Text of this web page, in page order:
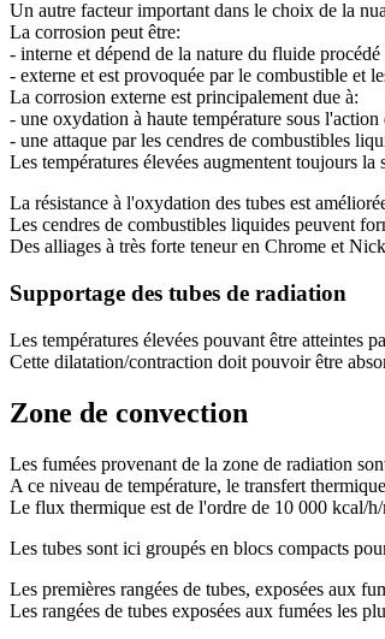
Un autre facteur important dans le choix de la
La corrosion peut être:
- interne et dépend de la nature du fluide procédé
- externe et est provoquée par le combustible et
La corrosion externe est principalement due à:
- une oxydation à haute température sous l'action
- une attaque par les cendres de combustibles
Les températures élevées augmentent toujours
La résistance à l'oxydation des tubes est
Les cendres de combustibles liquides peuvent
Des alliages à très forte teneur en Chrome et
Supportage des tubes de radiation
Les températures élevées pouvant être atteintes
Cette dilatation/contraction doit pouvoir être
Zone de convection
Les fumées provenant de la zone de radiation
A ce niveau de température, le transfert
Le flux thermique est de l'ordre de 10 000 kcal/
Les tubes sont ici groupés en blocs compacts
Les premières rangées de tubes, exposées aux
Les rangées de tubes exposées aux fumées les